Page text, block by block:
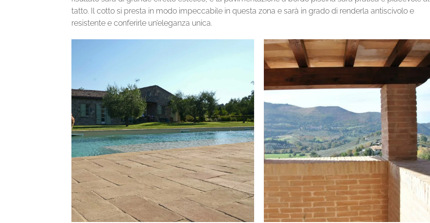
tatto. Il cotto si presta in modo impeccabile in questa zona e sarà in grado di renderla antiscivolo e
resistente e conferirle un’eleganza unica.